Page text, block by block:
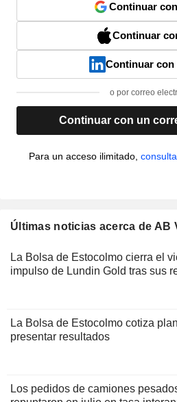
Continuar
Continuar
Continuar con
o por correo
Continuar con un
Para un acceso ilimitado,
Últimas noticias acerca de AB
La Bolsa de Estocolmo cierra el
impulso de Lundin Gold tras sus
La Bolsa de Estocolmo cotiza
presentar resultados
Los pedidos de camiones